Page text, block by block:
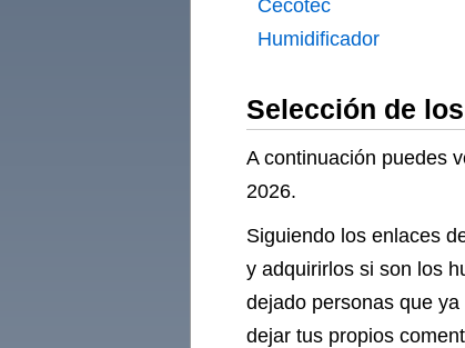
Cecotec
Humidificador
de Aromas Eléctrico
Selección de
A continuación puedes
2026.
Siguiendo los enlaces
y adquirirlos si son los
dejado personas que
dejar tus propios